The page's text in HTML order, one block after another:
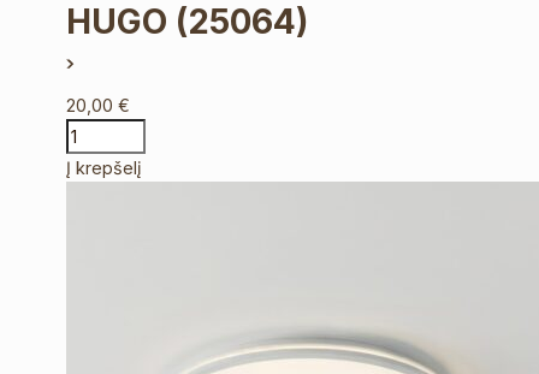
HUGO (25064)
20,00€
Į krepšelį